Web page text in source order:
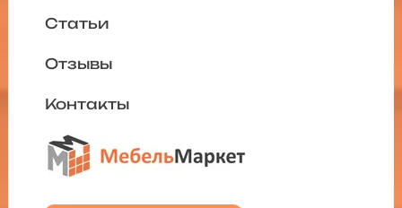
Статьи
Отзывы
Контакты